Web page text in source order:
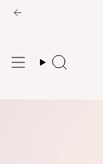
Zum
Suche